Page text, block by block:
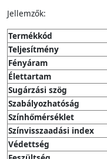
Jellemzők:
Termékkód
Teljesítmény
Fényáram
Élettartam
Sugárzási szög
Szabályozhatóság
Színhőmérséklet
Színvisszaadási index
Védettség